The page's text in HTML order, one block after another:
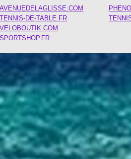
AVENUEDELAGLISSE.COM
TENNIS-DE-TABLE.FR
VELOBOUTIK.COM
SPORTSHOP.FR